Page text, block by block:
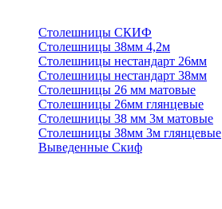
Столешницы СКИФ
Столешницы 38мм 4,2м
Столешницы нестандарт 26мм
Столешницы нестандарт 38мм
Столешницы 26 мм матовые
Столешницы 26мм глянцевые
Столешницы 38 мм 3м матовые
Столешницы 38мм 3м глянцевые
Выведенные Скиф